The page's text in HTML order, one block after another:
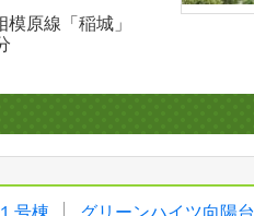
模原線「稲城」
号棟 グリーンハイツ向陽台